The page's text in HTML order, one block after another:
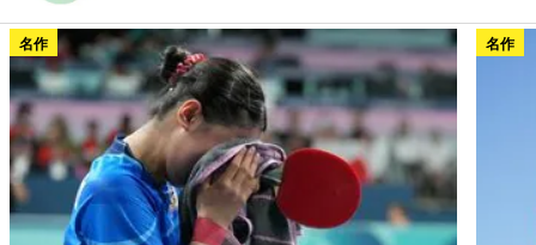
名作 名作